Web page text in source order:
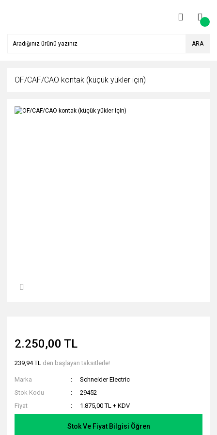
ARA
OF/CAF/CAO kontak (küçük yükler için)
2.250,00 TL
239,94 TL den başlayan taksitlerle!
Marka
Schneider Electric
Stok Kodu
29452
Fiyat
1.875,00 TL + KDV
Stok Ve Fiyat Bilgisi Öğren